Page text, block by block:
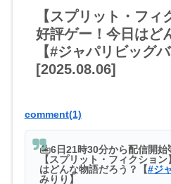
【スプリット・フィ
好評ゲー！今日はど
【#ジャパリビッグ
[2025.08.06]
comment(1)
🏝6日21時30分から配信開始
【スプリット・フィクショ
はどんな物語だろう？【#ジ
みりり】